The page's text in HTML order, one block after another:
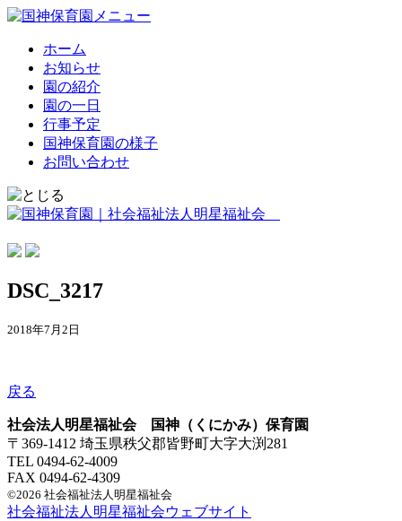
ホーム
お知らせ
園の紹介
園の一日
行事予定
国神保育園の様子
お問い合わせ
DSC_3217
2018年7月2日
戻る
社会法人明星福祉会 国神（くにかみ）保育園
〒369-1412 埼玉県秩父郡皆野町大字大渕281
TEL 0494-62-4009
FAX 0494-62-4309
©2026 社会福祉法人明星福祉会
社会福祉法人明星福祉会ウェブサイト